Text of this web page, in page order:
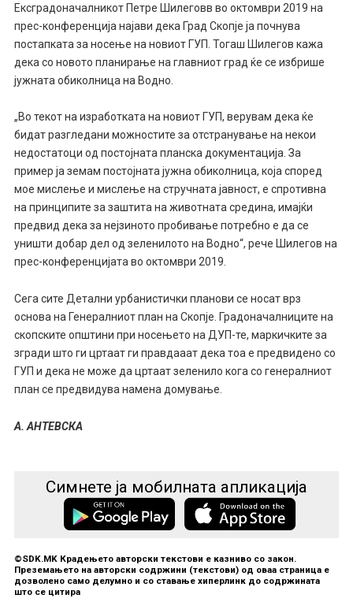
Ексградоначалникот Петре Шилеговв во октомври 2019 на
прес-конференција најави дека Град Скопје ја почнува
постапката за носење на новиот ГУП. Тогаш Шилегов кажа
дека со новото планирање на главниот град ќе се избрише
јужната обиколница на Водно.
„Во текот на изработката на новиот ГУП, верувам дека ќе
бидат разгледани можностите за отстранување на некои
недостатоци од постојната планска документација. За
пример ја земам постојната јужна обиколница, која според
мое мислење и мислење на стручната јавност, е спротивна
на принципите за заштита на животната средина, имајќи
предвид дека за нејзиното пробивање потребно е да се
уништи добар дел од зеленилото на Водно“, рече Шилегов на
прес-конференцијата во октомври 2019.
Сега сите Детални урбанистички планови се носат врз
основа на Генералниот план на Скопје. Градоначалниците на
скопските општини при носењето на ДУП-те, маркичките за
згради што ги цртаат ги правдааат дека тоа е предвидено со
ГУП и дека не може да цртаат зеленило кога со генералниот
план се предвидува намена домување.
А. АНТЕВСКА
Симнете ја мобилната апликација
©SDK.MK Крадењето авторски текстови е казниво со закон.
Преземањето на авторски содржини (текстови) од оваа страница е
дозволено само делумно и со ставање хиперлинк до содржината
што се цитира